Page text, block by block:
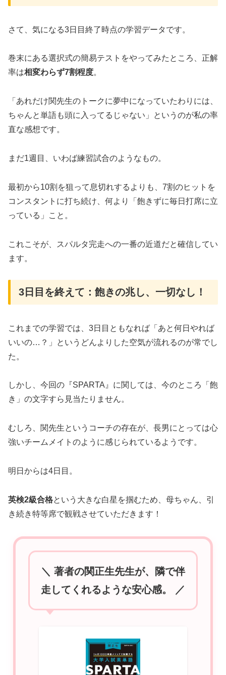
さて、気になる3日目終了時点の学習データです。
巻末にある選択式の簡易テストをやってみたところ、正解
率は相変わらず7割程度。
「あれだけ関先生のトークに夢中になっていたわりには、
ちゃんと単語も頭に入ってるじゃない」というのが私の率
直な感想です。
まだ1週目、いわば練習試合のようなもの。
最初から10割を狙って息切れするよりも、7割のヒットを
コンスタントに打ち続け、何より「飽きずに毎日打席に立
っている」こと。
これこそが、スパルタ完走への一番の近道だと確信してい
ます。
3日目を終えて：飽きの兆し、一切なし！
これまでの学習では、3日目ともなれば「あと何日やれば
いいの…？」というどんよりした空気が流れるのが常でし
た。
しかし、今回の『SPARTA』に関しては、今のところ「飽
き」の文字すら見当たりません。
むしろ、関先生というコーチの存在が、長男にとっては心
強いチームメイトのように感じられているようです。
明日からは4日目。
英検2級合格という大きな白星を掴むため、母ちゃん、引
き続き特等席で観戦させていただきます！
＼ 著者の関正生先生が、隣で伴
走してくれるような安心感。 ／